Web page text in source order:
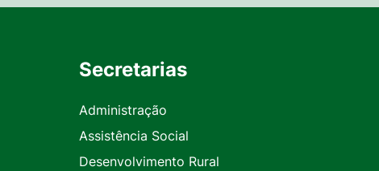
Secretarias
Administração
Assistência Social
Desenvolvimento Rural